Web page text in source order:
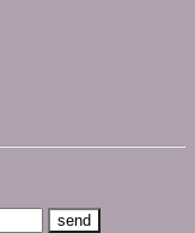
send